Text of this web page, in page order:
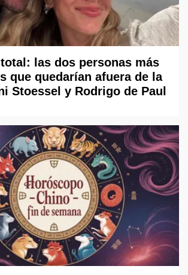
las dos personas más
que quedarían afuera de la
Stoessel y Rodrigo de Paul